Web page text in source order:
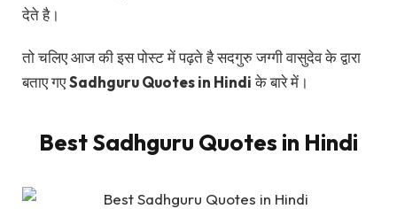
देते है।
तो चलिए आज की इस पोस्ट में पढ़ते है सदगुरु जग्गी वासुदेव के द्वारा
बताए गएSadhguru Quotes in Hindiके बारे में।
Best Sadhguru Quotes in Hindi